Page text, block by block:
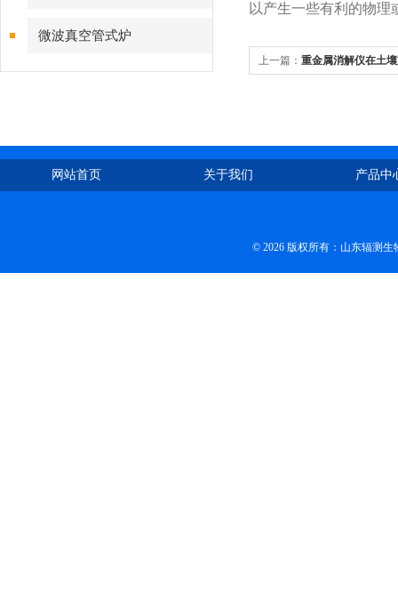
微波真空管式炉
以产生一些有利的物理
上一篇： 重金属消解仪在土
网站首页 关于我们 产品中
© 2026 版权所有：山东辐测